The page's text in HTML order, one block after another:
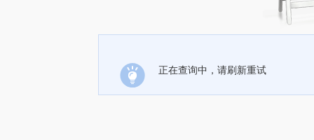
正在查询中，请刷新重试